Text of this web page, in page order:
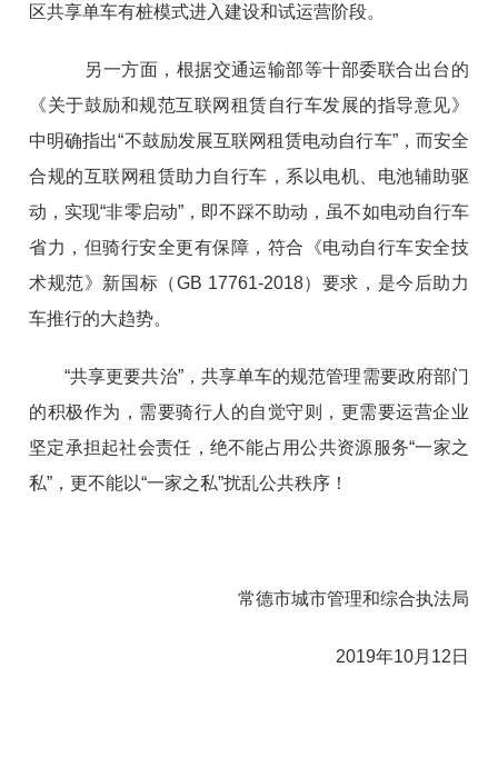
区共享单车有桩模式进入建设和试运营阶段。
另一方面，根据交通运输部等十部委联合出台的
《关于鼓励和规范互联网租赁自行车发展的指导意见》
中明确指出“不鼓励发展互联网租赁电动自行车”，而安全
合规的互联网租赁助力自行车，系以电机、电池辅助驱
动，实现“非零启动”，即不踩不助动，虽不如电动自行车
省力，但骑行安全更有保障，符合《电动自行车安全技
术规范》新国标（GB 17761-2018）要求，是今后助力
车推行的大趋势。
“共享更要共治”，共享单车的规范管理需要政府部门
的积极作为，需要骑行人的自觉守则，更需要运营企业
坚定承担起社会责任，绝不能占用公共资源服务“一家之
私”，更不能以“一家之私”扰乱公共秩序！
常德市城市管理和综合执法局
2019年10月12日